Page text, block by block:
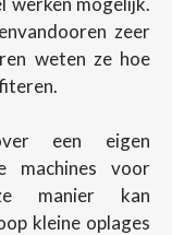
zeer
weten ze hoe
een eigen
machines voor
manier kan
kleine oplages